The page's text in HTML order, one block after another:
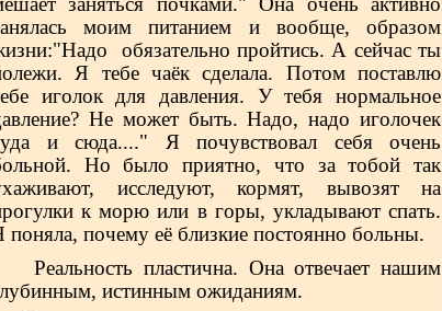
моим питанием и вообще, образом
обязательно пройтись. А сейчас ты
Я тебе чаёк сделала. Потом поставлю
иголок для давления. У тебя нормальное
Не может быть. Надо, надо иголочек
и сюда...." Я почувствовал себя очень
Но было приятно, что за тобой так
исследуют, кормят, вывозят на
к морю или в горы, укладывают спать.
поняла, почему её близкие постоянно больны.
Реальность пластична. Она отвечает нашим
истинным ожиданиям.